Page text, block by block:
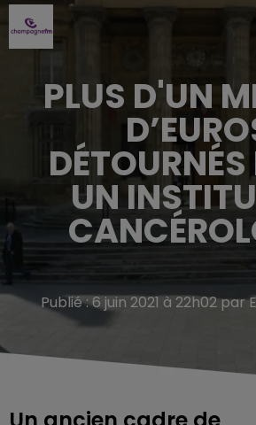
PLUS D'UN
UN
Publié : 6 juin 2021 à 22h02 par